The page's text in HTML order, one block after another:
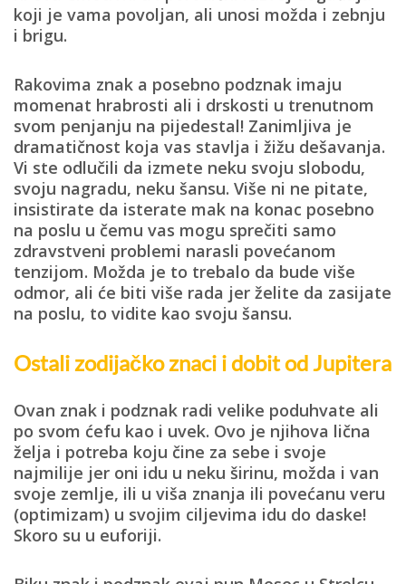
koji je vama povoljan, ali unosi možda i zebnju
i brigu.
Rakovima znak a posebno podznak imaju
momenat hrabrosti ali i drskosti u trenutnom
svom penjanju na pijedestal! Zanimljiva je
dramatičnost koja vas stavlja i žižu dešavanja.
Vi ste odlučili da izmete neku svoju slobodu,
svoju nagradu, neku šansu. Više ni ne pitate,
insistirate da isterate mak na konac posebno
na poslu u čemu vas mogu sprečiti samo
zdravstveni problemi narasli povećanom
tenzijom. Možda je to trebalo da bude više
odmor, ali će biti više rada jer želite da zasijate
na poslu, to vidite kao svoju šansu.
Ostali zodijačko znaci i dobit od Jupitera
Ovan znak i podznak radi velike poduhvate ali
po svom ćefu kao i uvek. Ovo je njihova lična
želja i potreba koju čine za sebe i svoje
najmilije jer oni idu u neku širinu, možda i van
svoje zemlje, ili u viša znanja ili povećanu veru
(optimizam) u svojim ciljevima idu do daske!
Skoro su u euforiji.